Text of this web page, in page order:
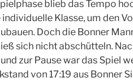
blieb das Tempo
Klasse, um den
Doch die Bonner
sich nicht abschütteln.
zur Pause war das Spiel
von 17:19 aus Bonner